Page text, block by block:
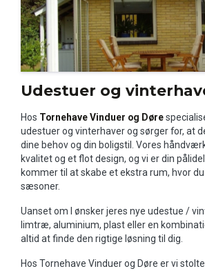
Udestuer og
Hos Tornehave Vinduer og Døre
udestuer og vinterhaver og sørger for, at
dine behov og din boligstil. Vores
kvalitet og et flot design, og vi er din
kommer til at skabe et ekstra rum, hvor
sæsoner.
Uanset om I ønsker jeres nye udestue /
limtræ, aluminium, plast eller en
altid at finde den rigtige løsning til dig.
Hos Tornehave Vinduer og Døre er vi